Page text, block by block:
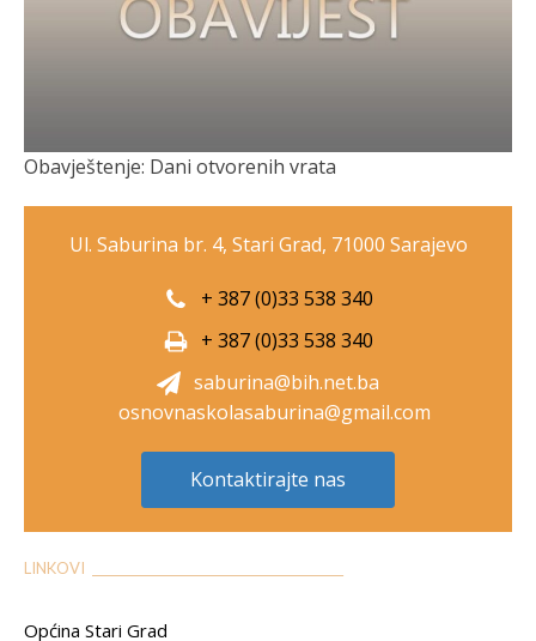
Obavještenje: Dani otvorenih vrata
Ul. Saburina br. 4, Stari Grad, 71000 Sarajevo
+ 387 (0)33 538 340
+ 387 (0)33 538 340
saburina@bih.net.ba
osnovnaskolasaburina@gmail.com
Kontaktirajte nas
LINKOVI __________________________________________
Općina Stari Grad